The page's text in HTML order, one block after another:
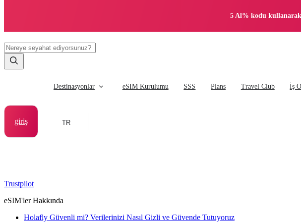
5 Al% kodu
Destinasyonlar eSIM Kurulumu SSS Plans Travel Club İş
giriş TR
Trustpilot
eSIM'ler Hakkında
Holafly Güvenli mi? Verilerinizi Nasıl Gizli ve Güvende Tutuyoruz